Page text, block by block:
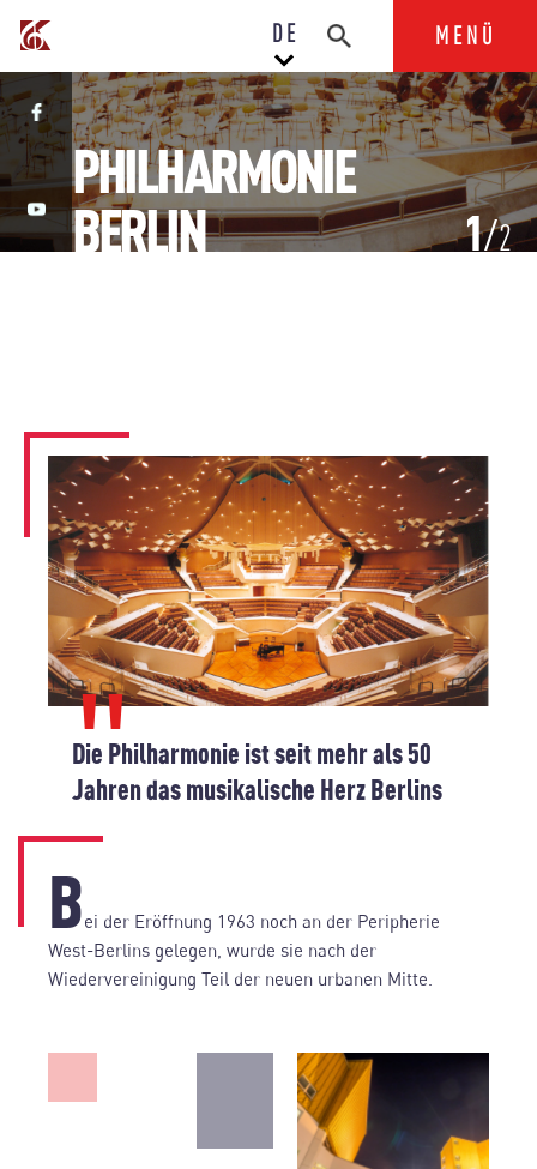
DE MENÜ
PHILHARMONIE
BERLIN
1 2
Die Philharmonie ist seit mehr als 50
Jahren das musikalische Herz Berlins
Bei der Eröffnung 1963 noch an der Peripherie
West-Berlins gelegen, wurde sie nach der
Wiedervereinigung Teil der neuen urbanen Mitte.